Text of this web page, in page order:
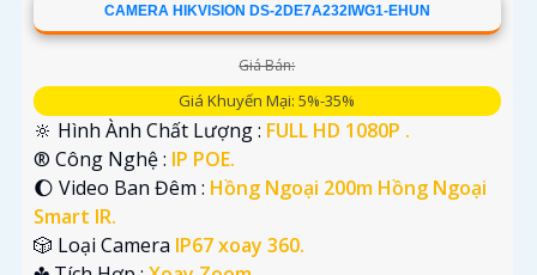
CAMERA HIKVISION DS-2DE7A232IWG1-EHUN
Giá Bán:
Giá Khuyến Mại: 5%-35%
🔆 Hình Ành Chất Lượng : FULL HD 1080P .
®️ Công Nghệ : IP POE.
🌔 Video Ban Đêm : Hồng Ngoại 200m Hồng Ngoại
Smart IR.
🎲 Loại Camera IP67 xoay 360.